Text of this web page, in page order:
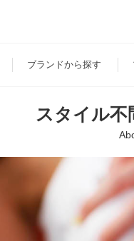
ブランドから探す
スタイル不